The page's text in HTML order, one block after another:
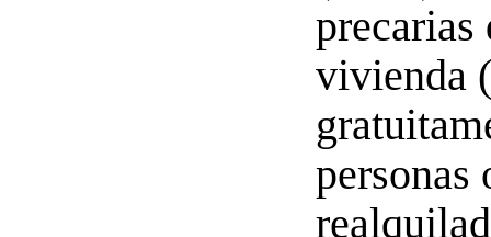
precarias
vivienda
personas